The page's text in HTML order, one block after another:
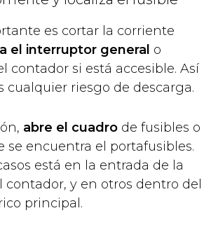
es cortar la corriente
el interruptor general o
contador si está accesible. Así
cualquier riesgo de descarga.
abre el cuadro de fusibles o
se encuentra el portafusibles.
está en la entrada de la
contador, y en otros dentro del
principal.